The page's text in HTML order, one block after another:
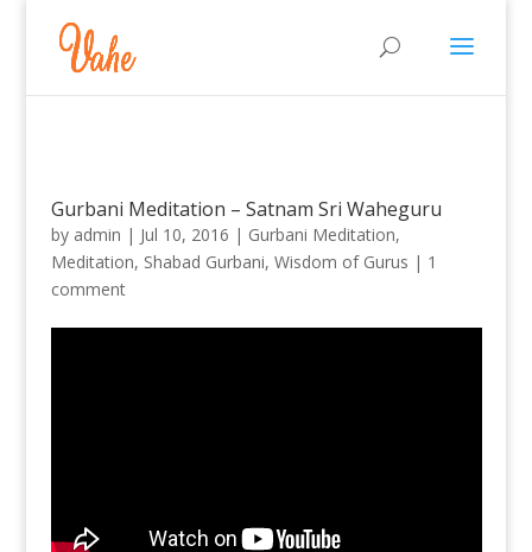
Gurbani Meditation – Satnam Sri Waheguru
by admin | Jul 10, 2016 | Gurbani Meditation,
Meditation, Shabad Gurbani, Wisdom of Gurus | 1
comment